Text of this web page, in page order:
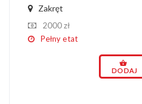
Zakręt
2000 zł
Pełny etat
DODAJ